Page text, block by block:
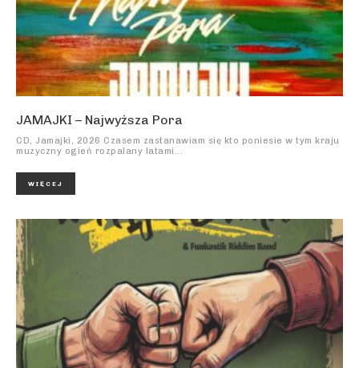
JAMAJKI – Najwyższa Pora
CD, Jamajki, 2026 Czasem zastanawiam się kto poniesie w tym kraju
muzyczny ogień rozpalany latami...
WIĘCEJ